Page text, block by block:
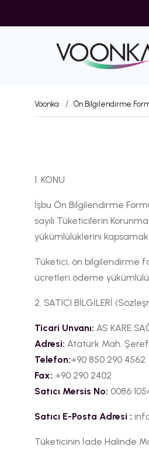
Voonka Ön Bilgilendirme
1. KONU
İşbu Ön Bilgilendirme
sayılı Tüketicilerin
yükümlülüklerini
Tüketici, ön bilgilendirme
ücretleri ödeme
2. SATICI BİLGİLERİ
Ticari Unvanı: AS KARE
Adresi: Atatürk Mah.
Telefon:+90 850 290 4562
Fax: +90 290 2402
Satıcı Mersis No: 0086
Satıcı E-Posta Adresi :
Tüketicinin İade Halinde